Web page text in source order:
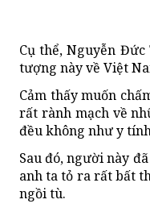
Cụ thể, Nguyễn
tượng này về Việt
Cảm thấy muốn
rất rành mạch về
đều không như y
Sau đó, người này
anh ta tỏ ra rất bất
ngồi tù.